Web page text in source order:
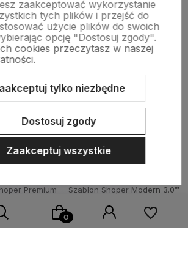
Premium
Szablon Shoper Modern 3.0™
zaakceptować wykorzystanie
tych plików i przejść do
użycie plików do swoich
opcję "Dostosuj zgody".
cookies przeczytasz w naszej
tylko niezbędne
Dostosuj zgody
Zaakceptuj wszystkie